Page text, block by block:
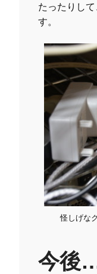
たったりし
す。
怪しげな
今後